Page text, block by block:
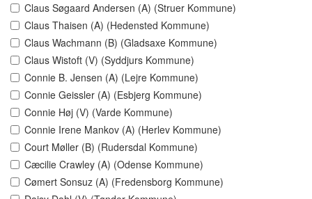
Claus Søgaard Andersen (A) (Struer Kommune)
Claus Thaisen (A) (Hedensted Kommune)
Claus Wachmann (B) (Gladsaxe Kommune)
Claus Wistoft (V) (Syddjurs Kommune)
Connie B. Jensen (A) (Lejre Kommune)
Connie Geissler (A) (Esbjerg Kommune)
Connie Høj (V) (Varde Kommune)
Connie Irene Mankov (A) (Herlev Kommune)
Court Møller (B) (Rudersdal Kommune)
Cæcilie Crawley (A) (Odense Kommune)
Cømert Sonsuz (A) (Fredensborg Kommune)